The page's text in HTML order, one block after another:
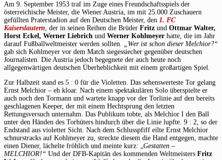
Am 9. September 1953 traf im Zuge eines Freundschaftsspiels der
österreichische Meister, die Wiener Austria, im mit 25.000 Zuschauern
gefüllten Praterstadion auf den Deutschen Meister, den 1. FC
Kaiserslautern, der in seinen Reihen die Brüder Fritz und Ottmar Walter,
Horst Eckel, Werner Liebrich und Werner Kohlmeyer hatte, die im Jahr
darauf Fußballweltmeister werden sollten. „Wer ist schon dieser Melchior?“
gab sich Kohlmeyer vor dem Match siegessiecher gegenüber deutschen
Journalisten. Die Austria jedoch begegnete der auch heute noch
allgegenwärtigen deutschen Überheblichkeit mit einem großartigen Spiel.
Zur Halbzeit stand es 5 : 0 für die Violetten. Das sehenswerteste Tor gelang
Ernst Melchior – eh kloar. Nach einem spektakulären Solo überspielte er
auch noch den Tormann und wartete knapp vor der Torlinie auf den bereits
geschlagenen Keeper, der mit einem Hechtsprung den letzten
Rettungsversuch unternahm. Das Publikum tobte, als Melchior I den Ball
unter den Händen des Torhüters hindurch über die Linie lupfte. 9 : 2, so der
Endstand aus violetter Sicht. Nach dem Schlusspfiff eilte Ernst Melchior
schnurstracks auf Kohlmeyer zu, streckte diesem die Hand entgegen, machte
einen Diener, lächelte fröhlich und meinte kurz: „Gestatten –
MELCHIOR!“ Und der DFB-Kapitän des kommenden Weltmeisters Fritz